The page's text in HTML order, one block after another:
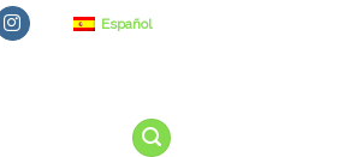
Español